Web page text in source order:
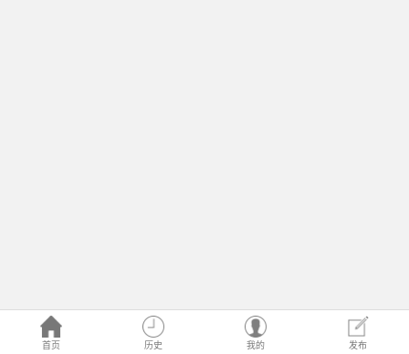
首页 历史 我的 发布